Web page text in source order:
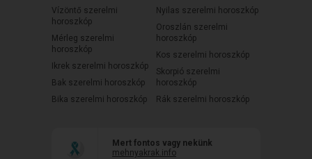
Vízöntő szerelmi
horoszkóp
Mérleg szerelmi
horoszkóp
Ikrek szerelmi horoszkóp
Bak szerelmi horoszkóp
Bika szerelmi horoszkóp
Nyilas szerelmi horoszkóp
Oroszlán szerelmi
horoszkóp
Kos szerelmi horoszkóp
Skorpió szerelmi
horoszkóp
Rák szerelmi horoszkóp
Mert fontos vagy nekünk
mehnyakrak.info